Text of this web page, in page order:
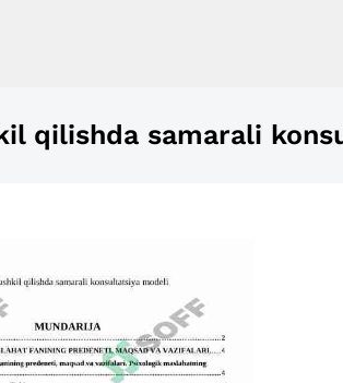
qilishda samarali